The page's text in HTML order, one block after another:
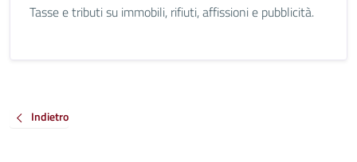
Tasse e tributi su immobili, rifiuti, affissioni e pubblicità.
Indietro